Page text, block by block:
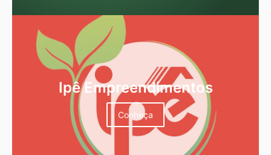
Ipê Empreendimentos
Conheça